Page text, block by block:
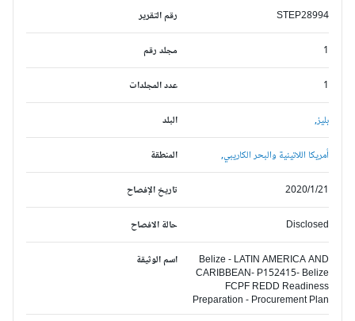
رقم التقرير STEP28994
مجلد رقم
عدد المجلدات
البلد بليز,
المنطقة أمريكا اللاتينية والبحر الكاريبي,
تاريخ الإفصاح 2020/1/21
حالة الافصاح Disclosed
اسم الوثيقة
Belize - LATIN AMERICA AND
CARIBBEAN- P152415- Belize
FCPF REDD Readiness
Preparation - Procurement Plan